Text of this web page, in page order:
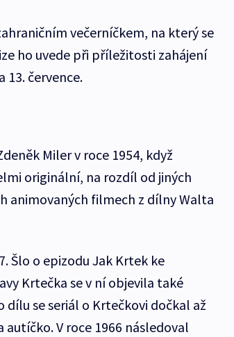
večerníčkem, na který se
ho uvede při příležitosti zahájení
července.
Miler v roce 1954, když
originální, na rozdíl od jiných
animovaných filmech z dílny Walta
Šlo o epizodu Jak Krtek ke
Krtečka se v ní objevila také
se seriál o Krtečkovi dočkal až
V roce 1966 následoval